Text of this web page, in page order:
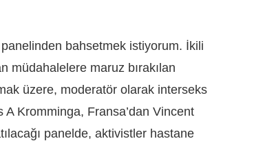
bahsetmek istiyorum. İkili
müdahalelere maruz bırakılan
üzere, moderatör olarak interseks
A Kromminga, Fransa’dan Vincent
panelde, aktivistler hastane